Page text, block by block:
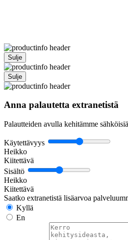
Sulje
Sulje
Anna palautetta extranetistä
Palautteiden avulla kehitämme
Käytettävyys
Heikko
Kiitettävä
Sisältö
Heikko
Kiitettävä
Saatko extranetistä lisäarvoa
Kyllä
En